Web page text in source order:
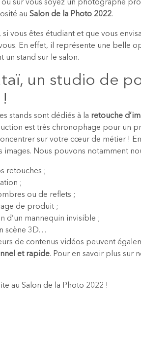
ou sur vous soyez un photographe
au Salon de la Photo 2022.
si vous êtes étudiant et que vous
En effet, il représente une belle
un stand sur le salon.
un studio de
stands sont dédiés à la retouche
est très chronophage pour un
sur votre cœur de métier !
images. Nous pouvons notamment
retouches ;
;
ou de reflets ;
de produit ;
d’un mannequin invisible ;
scène 3D…
de contenus vidéos peuvent
et rapide. Pour en savoir plus sur
au Salon de la Photo 2022 !